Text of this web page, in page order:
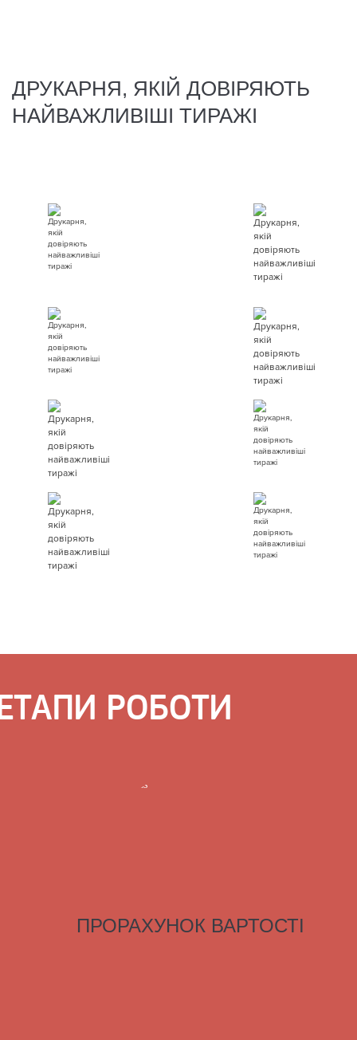
ДРУКАРНЯ, ЯКІЙ ДОВІРЯЮТЬ
НАЙВАЖЛИВІШІ ТИРАЖІ
РОБОТИ
ПРОРАХУНОК ВАРТОСТІ